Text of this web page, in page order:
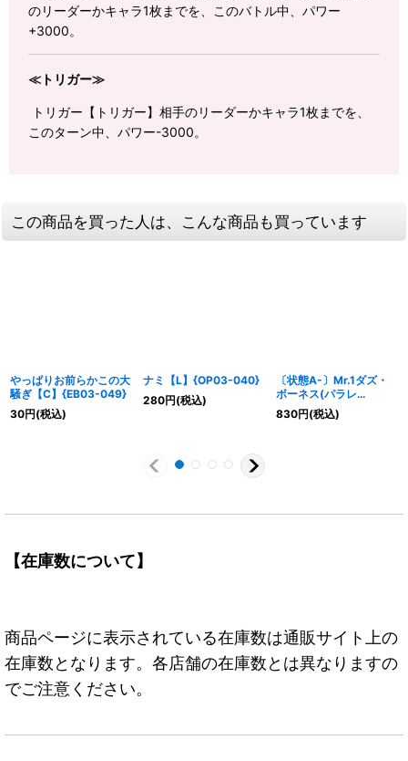
のリーダーかキャラ1枚までを、このバトル中、パワー
+3000。
≪トリガー≫
トリガー【トリガー】相手のリーダーかキャラ1枚までを、
このターン中、パワー-3000。
この商品を買った人は、こんな商品も買っています
やっぱりお前らかこの大
騒ぎ【C】{EB03-049}
30円(税込)
ナミ【L】{OP03-040}
280円(税込)
〔状態A-〕Mr.1ダズ・
ボーネス(パラレ
ル/illust:tatsuya)
【R/P】{OP14-090}
830円(税込)
【在庫数について】
商品ページに表示されている在庫数は通販サイト上の
在庫数となります。各店舗の在庫数とは異なりますの
でご注意ください。